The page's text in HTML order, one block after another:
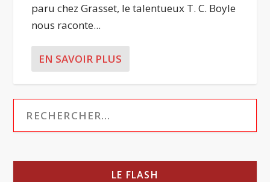
paru chez Grasset, le talentueux T. C. Boyle
nous raconte...
EN SAVOIR PLUS
LE FLASH